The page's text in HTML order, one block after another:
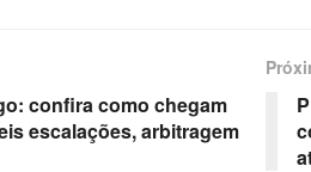
confira como chegam
escalações, arbitragem